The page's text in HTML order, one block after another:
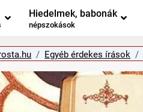
Hiedelmek, babonák
népszokások
Egyéb érdekes írások